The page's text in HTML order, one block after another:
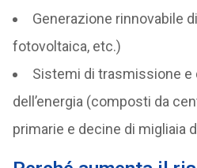
Generazione rinnovabile
fotovoltaica, etc.)
Sistemi di trasmissione e
dell’energia (composti da
primarie e decine di migliaia